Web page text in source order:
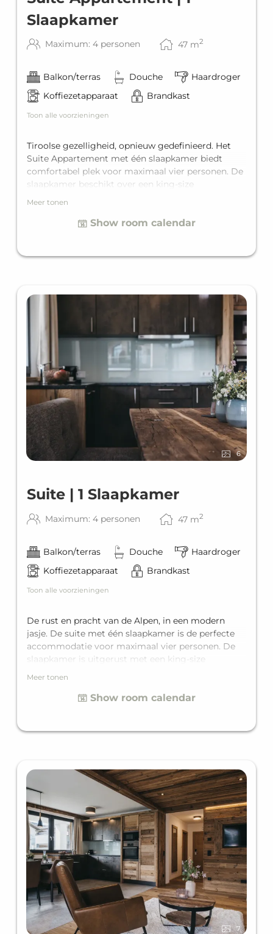
Slaapkamer
Maximum: 4 personen 47 m2
Balkon/terras Douche
Haardroger
Koffiezetapparaat
Brandkast
Toon alle voorzieningen
Tiroolse gezelligheid, opnieuw gedefinieerd. Het
Suite Appartement met één slaapkamer biedt
comfortabel plek voor maximaal vier personen. De
slaapkamer beschikt over een king-size
tweepersoonsbed, en in de woonruimte staat een
Daarnaast zijn er een eigen badkamer, een volledig
Meer tonen
Show room calendar
6
Suite | 1 Slaapkamer
Maximum: 4 personen 47 m2
Balkon/terras Douche
Haardroger
Koffiezetapparaat
Brandkast
Toon alle voorzieningen
De rust en pracht van de Alpen, in een modern
jasje. De suite met één slaapkamer is de perfecte
accommodatie voor maximaal vier personen. De
slaapkamer is uitgerust met een king-size
tweepersoonsbed, en in de woonruimte staat een
Omdat de suite perfect is afgestemd op alle
Meer tonen
Show room calendar
7